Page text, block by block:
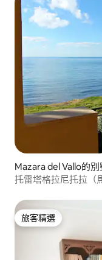
Mazara del Vallo的別
托雷塔格拉尼托拉（
旅客精選
旅客精選